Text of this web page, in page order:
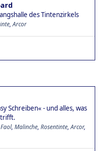
des Tintenzirkels
,Arcor
Schreiben« - und alles, was
Faol, Malinche, Rosentinte,Arcor,